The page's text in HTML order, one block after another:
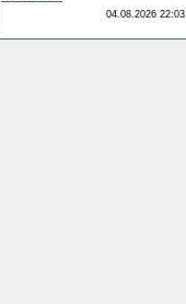
04.08.2026 22:03